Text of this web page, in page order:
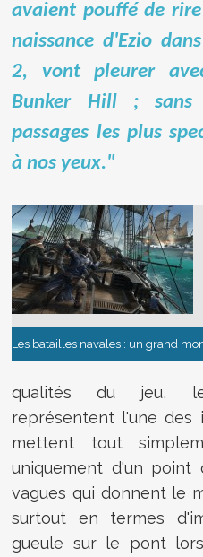
avaient pouffé de
naissance d'Ezio
2, vont pleurer
Bunker Hill ;
passages les plus
à nos yeux."
Les batailles navales : un grand
qualités du jeu,
représentent l'une des
mettent tout
uniquement d'un point
vagues qui donnent le
surtout en termes
gueule sur le pont